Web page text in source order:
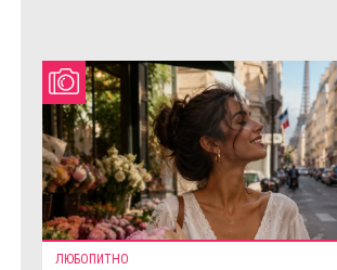
ЛЮБОПИТНО